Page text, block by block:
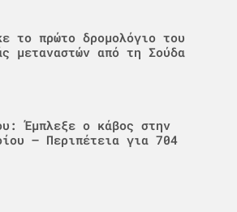
το πρώτο δρομολόγιο του
μεταναστών από τη Σούδα
Έμπλεξε ο κάβος στην
– Περιπέτεια για 704